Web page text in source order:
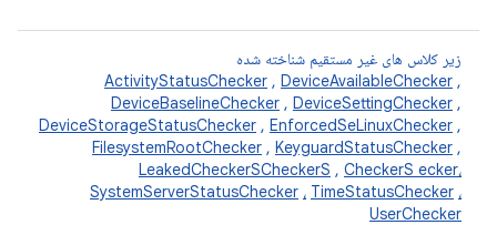
زیر کلاس های غیر مستقیم شناخته شده
ActivityStatusChecker , DeviceAvailableChecker ,
DeviceBaselineChecker , DeviceSettingChecker ,
DeviceStorageStatusChecker , EnforcedSeLinuxChecker ,
FilesystemRootChecker , KeyguardStatusChecker ,
LeakedCheckerSCheckerS , CheckerS ecker،
SystemServerStatusChecker ، TimeStatusChecker ،
UserChecker